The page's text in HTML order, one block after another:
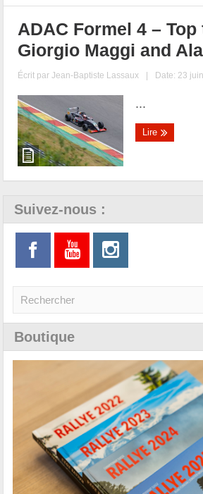
ADAC Formel 4 –
Giorgio Maggi and
Écrit parJean-Baptiste Lassaux | Date: 23
...
Lire
Suivez-nous :
Boutique